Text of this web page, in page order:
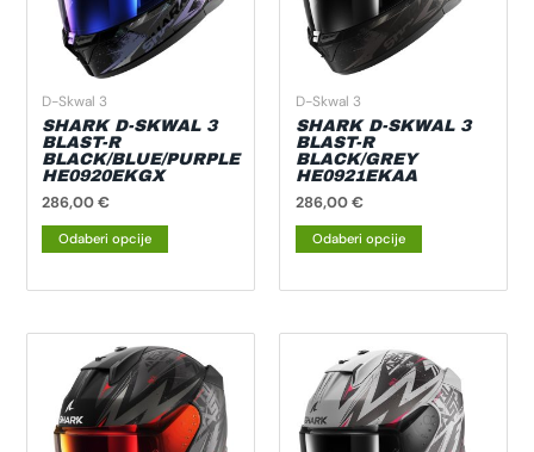
D-Skwal 3
SHARK D-SKWAL 3
BLAST-R
BLACK/BLUE/PURPLE
HE0920EKGX
286,00€
Odaberi opcije
Opcije
se
na
stranici
D-Skwal 3
SHARK D-SKWAL 3
BLAST-R
BLACK/GREY
HE0921EKAA
286,00€
Odaberi opcije
Opcije
se
na
Ovaj
proizvod
ima
više
proizvod
ima
više